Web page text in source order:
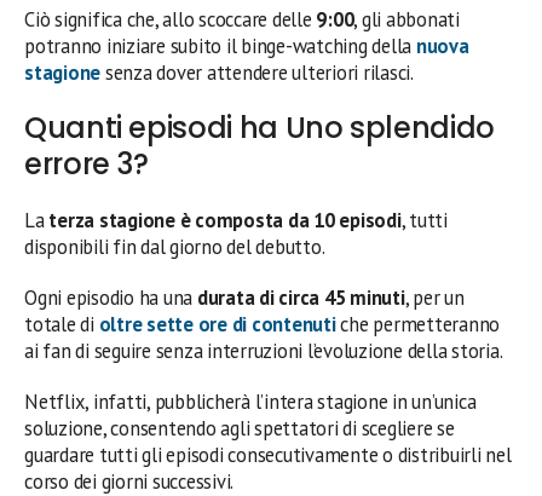
Ciò significa che, allo scoccare delle 9:00, gli abbonati
potranno iniziare subito il binge-watching della nuova
stagionesenza dover attendere ulteriori rilasci.
Quanti episodi ha Uno splendido
errore 3?
Laterza stagione è composta da 10 episodi, tutti
disponibili fin dal giorno del debutto.
Ogni episodio ha una durata di circa 45 minuti, per un
totale di oltre sette ore di contenutiche permetteranno
ai fan di seguire senza interruzioni l’evoluzione della storia.
Netflix, infatti, pubblicherà l’intera stagione in un’unica
soluzione, consentendo agli spettatori di scegliere se
guardare tutti gli episodi consecutivamente o distribuirli nel
corso dei giorni successivi.